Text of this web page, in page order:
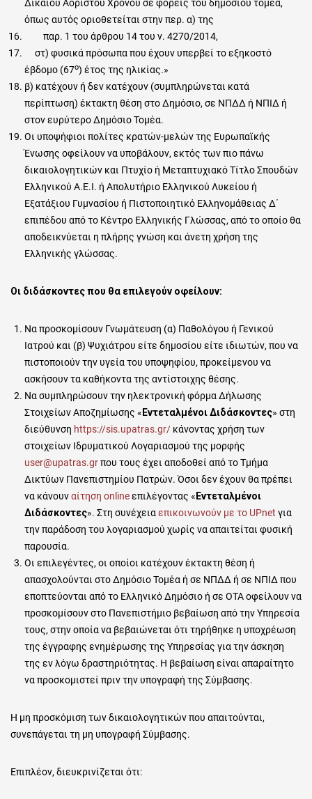
Δικαίου Αορίστου Χρόνου σε φορείς του δημοσίου τομέα,
όπως αυτός οριοθετείται στην περ. α) της
παρ. 1 του άρθρου 14 του ν. 4270/2014,
στ) φυσικά πρόσωπα που έχουν υπερβεί το εξηκοστό
έβδομο (67ο) έτος της ηλικίας.»
β) κατέχουν ή δεν κατέχουν (συμπληρώνεται κατά
περίπτωση) έκτακτη θέση στο Δημόσιο, σε ΝΠΔΔ ή ΝΠΙΔ ή
στον ευρύτερο Δημόσιο Τομέα.
Οι υποψήφιοι πολίτες κρατών-μελών της Ευρωπαϊκής
Ένωσης οφείλουν να υποβάλουν, εκτός των πιο πάνω
δικαιολογητικών και Πτυχίο ή Μεταπτυχιακό Τίτλο Σπουδών
Ελληνικού Α.Ε.Ι. ή Απολυτήριο Ελληνικού Λυκείου ή
Εξατάξιου Γυμνασίου ή Πιστοποιητικό Ελληνομάθειας Δ΄
επιπέδου από το Κέντρο Ελληνικής Γλώσσας, από το οποίο θα
αποδεικνύεται η πλήρης γνώση και άνετη χρήση της
Ελληνικής γλώσσας.
Οι διδάσκοντες που θα επιλεγούν οφείλουν:
Να προσκομίσουν Γνωμάτευση (α) Παθολόγου ή Γενικού
Ιατρού και (β) Ψυχιάτρου είτε δημοσίου είτε ιδιωτών, που να
πιστοποιούν την υγεία του υποψηφίου, προκείμενου να
ασκήσουν τα καθήκοντα της αντίστοιχης θέσης.
Να συμπληρώσουν την ηλεκτρονική φόρμα Δήλωσης
Στοιχείων Αποζημίωσης « Εντεταλμένοι Διδάσκοντες» στη
διεύθυνση https://sis.upatras.gr/ κάνοντας χρήση των
στοιχείων Ιδρυματικού Λογαριασμού της μορφής
user@upatras.grπου τους έχει αποδοθεί από το Τμήμα
Δικτύων Πανεπιστημίου Πατρών. Όσοι δεν έχουν θα πρέπει
να κάνουναίτηση onlineεπιλέγοντας « Εντεταλμένοι
Διδάσκοντες». Στη συνέχειαεπικοινωνούν με το UPnet για
την παράδοση του λογαριασμού χωρίς να απαιτείται φυσική
παρουσία.
Οι επιλεγέντες, οι οποίοι κατέχουν έκτακτη θέση ή
απασχολούνται στο Δημόσιο Τομέα ή σε ΝΠΔΔ ή σε ΝΠΙΔ που
εποπτεύονται από το Ελληνικό Δημόσιο ή σε ΟΤΑ οφείλουν να
προσκομίσουν στο Πανεπιστήμιο βεβαίωση από την Υπηρεσία
τους, στην οποία να βεβαιώνεται ότι τηρήθηκε η υποχρέωση
της έγγραφης ενημέρωσης της Υπηρεσίας για την άσκηση
της εν λόγω δραστηριότητας. Η βεβαίωση είναι απαραίτητο
να προσκομιστεί πριν την υπογραφή της Σύμβασης.
Η μη προσκόμιση των δικαιολογητικών που απαιτούνται,
συνεπάγεται τη μη υπογραφή Σύμβασης.
Επιπλέον, διευκρινίζεται ότι: